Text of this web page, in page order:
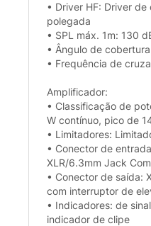
• Driver HF: Driver de
polegada
• SPL máx. 1m: 130
• Ângulo de
• Frequência de
Amplificador:
• Classificação de
W contínuo, pico de
• Limitadores:
• Conector de
XLR/6.3mm Jack
• Conector de saída:
com interruptor de
• Indicadores: de
indicador de clipe